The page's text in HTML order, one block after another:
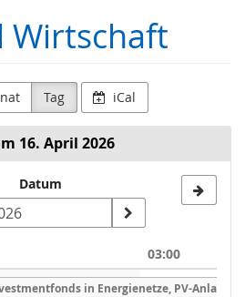
Wirtschaft
Tag iCal
16. April 2026
Datum
03:00
in Energienetze, PV-